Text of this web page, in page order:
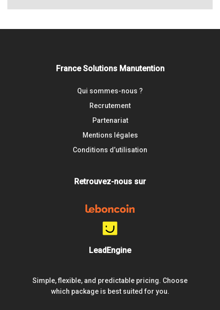
France Solutions Manutention
Qui sommes-nous ?
Recrutement
Partenariat
Mentions légales
Conditions d’utilisation
Retrouvez-nous sur
LeadEngine
Simple, flexible, and predictable pricing. Choose
which package is best suited for you.